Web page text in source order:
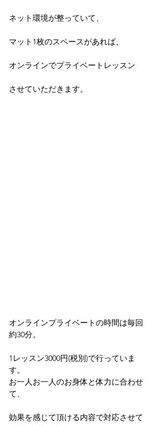
ネット環境が整っていて、
マット1枚のスペースがあれば、
オンラインでプライベートレッスン
させていただきます。
オンラインプライベートの時間は毎回
約30分。
1レッスン3000円(税別)で行っていま
す。
お一人お一人のお身体と体力に合わせ
て、
効果を感じて頂ける内容で対応させて